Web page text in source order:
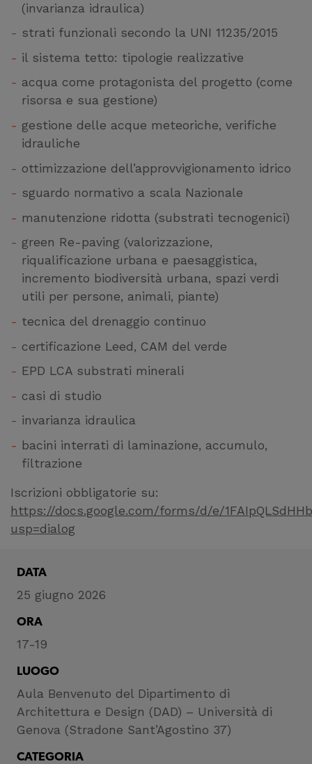
(invarianza idraulica)
strati funzionali secondo la UNI 11235/2015
il sistema tetto: tipologie realizzative
acqua come protagonista del progetto (come
risorsa e sua gestione)
gestione delle acque meteoriche, verifiche
idrauliche
ottimizzazione dell’approvvigionamento idrico
sguardo normativo a scala Nazionale
manutenzione ridotta (substrati tecnogenici)
green Re-paving (valorizzazione,
riqualificazione urbana e paesaggistica,
incremento biodiversità urbana, spazi verdi
utili per persone, animali, piante)
tecnica del drenaggio continuo
certificazione Leed, CAM del verde
EPD LCA substrati minerali
casi di studio
invarianza idraulica
bacini interrati di laminazione, accumulo,
filtrazione
Iscrizioni obbligatorie su:
https://docs.google.com/forms/d/e/
usp=dialog
DATA
25 giugno 2026
ORA
17-19
LUOGO
Aula Benvenuto del Dipartimento di
Architettura e Design (DAD) – Università di
Genova (Stradone Sant’Agostino 37)
CATEGORIA